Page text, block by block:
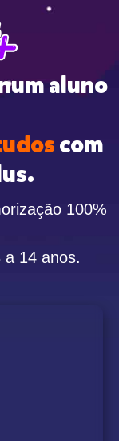
aluno
com
100%
a 14 anos.